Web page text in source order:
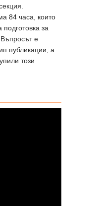
84 часа, които
за
е
публикации, а
този